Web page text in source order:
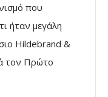
που
ήταν μεγάλη
Hildebrand &
τον Πρώτο